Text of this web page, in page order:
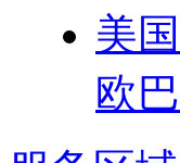
美
欧